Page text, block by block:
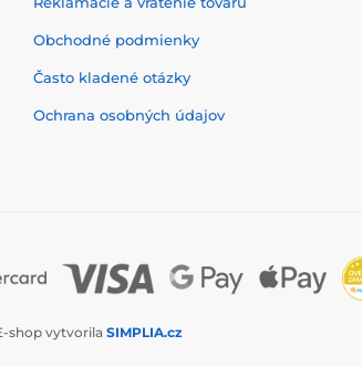
Obchodné podmienky
Často kladené otázky
Ochrana osobných údajov
shop vytvorila SIMPLIA.cz